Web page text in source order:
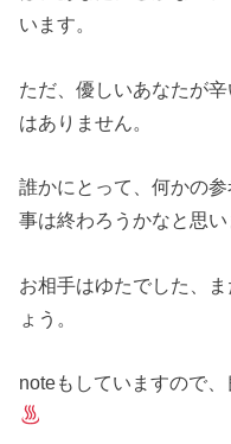
います。
ただ、優しいあなたが
はありません。
誰かにとって、何かの
事は終わろうかなと思い
お相手はゆたでした、
ょう。
noteもしていますので